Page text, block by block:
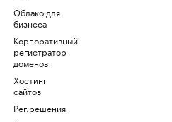
Облако для
бизнеса
Корпоративный
регистратор
доменов
Хостинг
сайтов
Рег.решения